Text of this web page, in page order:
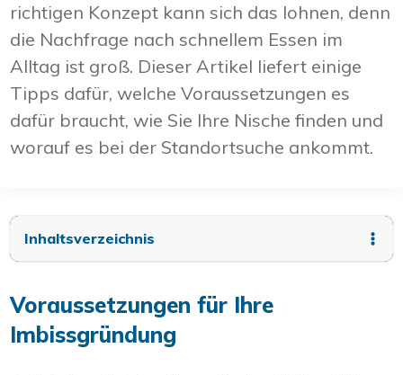
richtigen Konzept kann sich das lohnen, denn
die Nachfrage nach schnellem Essen im
Alltag ist groß. Dieser Artikel liefert einige
Tipps dafür, welche Voraussetzungen es
dafür braucht, wie Sie Ihre Nische finden und
worauf es bei der Standortsuche ankommt.
Inhaltsverzeichnis
Voraussetzungen für Ihre
Imbissgründung